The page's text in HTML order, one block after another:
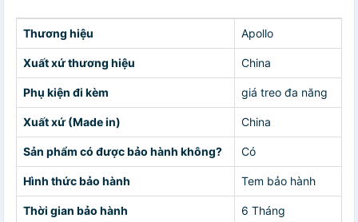
Thương hiệu Apollo
Xuất xứ thương hiệu China
Phụ kiện đi kèm giá treo đa năng
Xuất xứ (Made in) China
Sản phẩm có được bảo hành không? Có
Hình thức bảo hành Tem bảo hành
Thời gian bảo hành 6 Tháng